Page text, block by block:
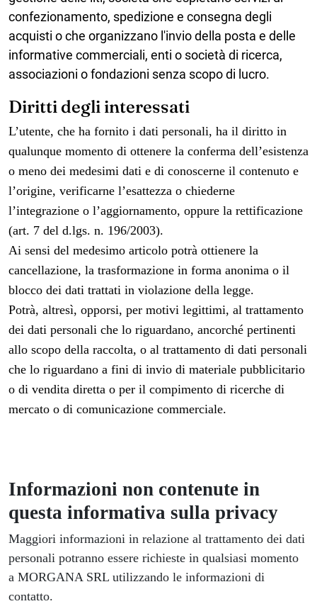
confezionamento, spedizione e consegna degli
acquisti o che organizzano l'invio della posta e delle
informative commerciali, enti o società di ricerca,
associazioni o fondazioni senza scopo di lucro.
Diritti degli interessati
L’utente, che ha fornito i dati personali, ha il diritto in
qualunque momento di ottenere la conferma dell’esistenza
o meno dei medesimi dati e di conoscerne il contenuto e
l’origine, verificarne l’esattezza o chiederne
l’integrazione o l’aggiornamento, oppure la rettificazione
(art. 7 del d.lgs. n. 196/2003).
Ai sensi del medesimo articolo potrà ottienere la
cancellazione, la trasformazione in forma anonima o il
blocco dei dati trattati in violazione della legge.
Potrà, altresì, opporsi, per motivi legittimi, al trattamento
dei dati personali che lo riguardano, ancorché pertinenti
allo scopo della raccolta, o al trattamento di dati personali
che lo riguardano a fini di invio di materiale pubblicitario
o di vendita diretta o per il compimento di ricerche di
mercato o di comunicazione commerciale.
Informazioni non contenute in
questa informativa sulla privacy
Maggiori informazioni in relazione al trattamento dei dati
personali potranno essere richieste in qualsiasi momento
a MORGANA SRL utilizzando le informazioni di
contatto.